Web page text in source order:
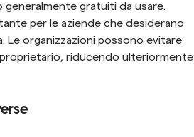
gratuiti da usare.
per le aziende che desiderano
Le organizzazioni possono evitare
riducendo ulteriormente